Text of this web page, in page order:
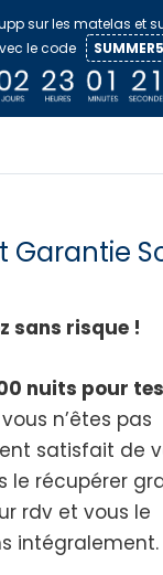
sur les matelas et
le code
SUMMER5
Garantie
sans risque !
nuits pour
vous n’êtes pas
satisfait de
le récupérer
rdv et vous le
intégralement.